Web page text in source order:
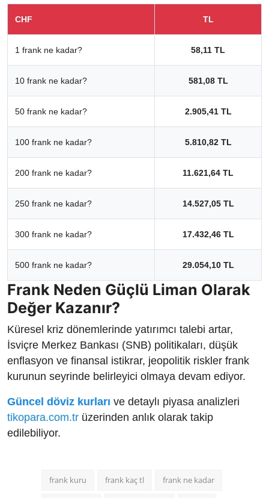
CHF TL
1 frank ne kadar? 58,11 TL
10 frank ne kadar? 581,08 TL
50 frank ne kadar? 2.905,41 TL
100 frank ne kadar? 5.810,82 TL
200 frank ne kadar? 11.621,64 TL
250 frank ne kadar? 14.527,05 TL
300 frank ne kadar? 17.432,46 TL
500 frank ne kadar? 29.054,10 TL
Frank Neden Güçlü Liman Olarak
Değer Kazanır?
Küresel kriz dönemlerinde yatırımcı talebi artar,
İsviçre Merkez Bankası (SNB) politikaları, düşük
enflasyon ve finansal istikrar, jeopolitik riskler frank
kurunun seyrinde belirleyici olmaya devam ediyor.
Güncel döviz kurları ve detaylı piyasa analizleri
tikopara.com.tr üzerinden anlık olarak takip
edilebiliyor.
frank kuru frank kaç tl frank ne kadar